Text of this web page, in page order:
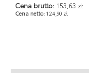
Cena brutto: 153,63 zł
Cena netto:124,90 zł